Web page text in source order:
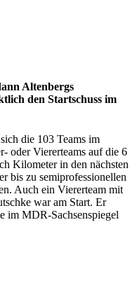
Altenbergs
den Startschuss im
die 103 Teams im
oder Viererteams auf die 6
Kilometer in den nächsten
bis zu semiprofessionellen
Auch ein Viererteam mit
war am Start. Er
im MDR-Sachsenspiegel